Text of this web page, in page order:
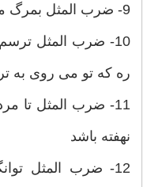
9- ضرب المثل بمرگ ميگيره تا به تب راضي بشه !
10- ضرب المثل
ره که تو می روی به
11- ضرب المثل تا
نهفته باشد
12- ضرب المثل